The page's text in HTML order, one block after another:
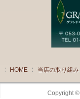
HOME 当店の取り組み
Copyright ©